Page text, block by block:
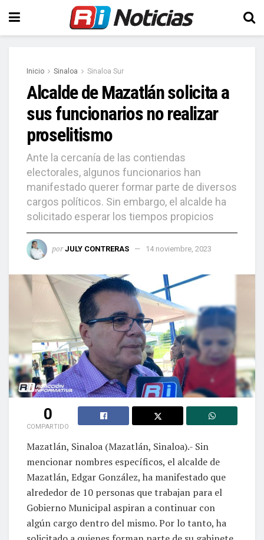
Inicio Sinaloa Sinaloa Sur
Alcalde de Mazatlán solicita a
sus funcionarios no realizar
proselitismo
Ante la cercanía de las contiendas
electorales, algunos funcionarios han
manifestado querer formar parte de diversos
cargos políticos. Sin embargo, el alcalde ha
solicitado esperar los tiempos propicios
por JULY CONTRERAS 14 noviembre, 2023
0
COMPARTIDO
Mazatlán, Sinaloa (Mazatlán, Sinaloa).- Sin
mencionar nombres específicos, el alcalde de
Mazatlán, Edgar González, ha manifestado que
alrededor de 10 personas que trabajan para el
Gobierno Municipal aspiran a continuar con
algún cargo dentro del mismo. Por lo tanto, ha